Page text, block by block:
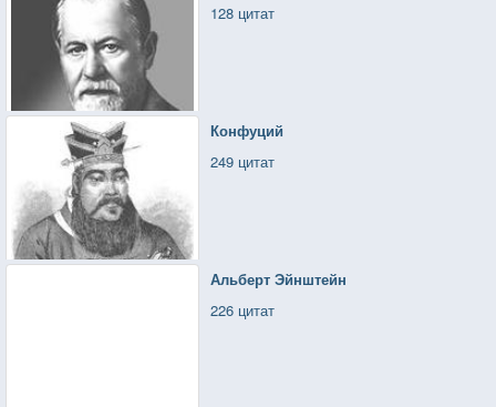
128 цитат
Конфуций
249 цитат
Альберт Эйнштейн
226 цитат